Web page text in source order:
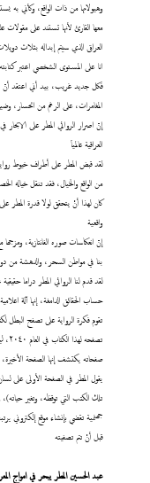
وهيولاتها من ذات الواقع، وكأني به
معها القارئ لأنها تستند على
العراق الذي سيتم إبداله بثلاث
انا على المستوى الشخصي اعتبر
فكل جديد غريب، بيد أني اعتقد أنّ
المغامرات، على الرغم من انحسار، وضيق
إنّ اصرار الروائي المطر على الابحار
العراقية عالمياَ
لقد قبض المطر على أطراف خيوط
من الواقع والخيال، فقد تنقل خياله
كان لهذا أنْ يتحقق لولا قدرة المطر
واقعية
إنّ انعكاسات صوره الفانتازية،
بنا في مواطن السحر، والدهشة من
لقد قدم لنا الروائي المطر دراما
حساب الحقائق الدامغة، إنها آلة
تقوم فكرة الرواية على تصفح البطل
صفحاته يكتشف إنها الصفحة الأخيرة،
تلك الكتب التي توقظه، وتغير
جهنمية تقضي بإنشاء موقع إلكتروني
قبل أنْ تتم تصفيته
عبدالحسين المطر يبحر في امواج